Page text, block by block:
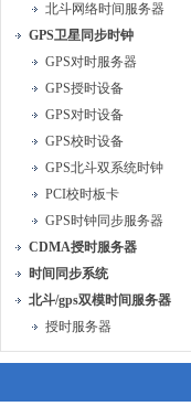
北斗网络时间服务器
GPS卫星同步时钟
GPS对时服务器
GPS授时设备
GPS对时设备
GPS校时设备
GPS北斗双系统时钟
PCI校时板卡
GPS时钟同步服务器
CDMA授时服务器
时间同步系统
北斗/gps双模时间服务器
授时服务器